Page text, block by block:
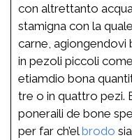
con altrettanto
stamigna con la
carne, agiongendovi
in pezoli piccoli
etiamdio bona
tre o in quattro pezi.
poneraili de bone
per far ch’elbrodo